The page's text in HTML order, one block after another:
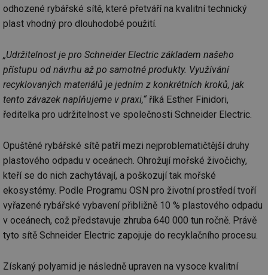
odhozené rybářské sítě, které přetváří na kvalitní technický
plast vhodný pro dlouhodobé použití.
„Udržitelnost je pro Schneider Electric základem našeho
přístupu od návrhu až po samotné produkty. Využívání
recyklovaných materiálů je jedním z konkrétních kroků, jak
tento závazek naplňujeme v praxi,“ říká Esther Finidori,
ředitelka pro udržitelnost ve společnosti Schneider Electric.
Opuštěné rybářské sítě patří mezi nejproblematičtější druhy
plastového odpadu v oceánech. Ohrožují mořské živočichy,
kteří se do nich zachytávají, a poškozují tak mořské
ekosystémy. Podle Programu OSN pro životní prostředí tvoří
vyřazené rybářské vybavení přibližně 10 % plastového odpadu
v oceánech, což představuje zhruba 640 000 tun ročně. Právě
tyto sítě Schneider Electric zapojuje do recyklačního procesu.
Získaný polyamid je následně upraven na vysoce kvalitní